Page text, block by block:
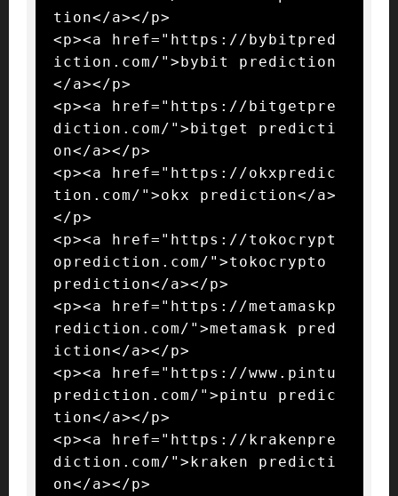
tion</a></p>
<p><a href="https://bybitpred
iction.com/">bybit prediction
</a></p>
<p><a href="https://bitgetpre
diction.com/">bitget predicti
on</a></p>
<p><a href="https://okxpredic
tion.com/">okx prediction</a>
</p>
<p><a href="https://tokocrypt
oprediction.com/">tokocrypto
prediction</a></p>
<p><a href="https://metamaskp
rediction.com/">metamask pred
iction</a></p>
<p><a href="https://www.pintu
prediction.com/">pintu predic
tion</a></p>
<p><a href="https://krakenpre
diction.com/">kraken predicti
on</a></p>